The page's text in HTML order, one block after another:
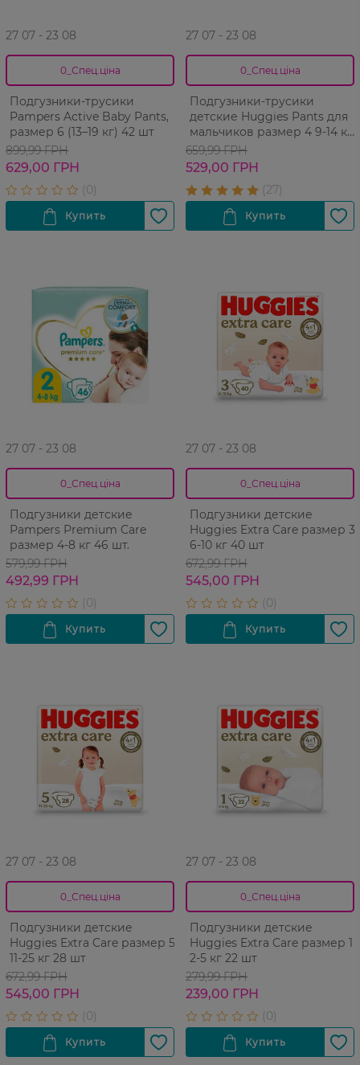
27 07 - 23 08
0_Спец.ціна
Подгузники-трусики
Pampers Active Baby Pants,
размер 6 (13–19 кг) 42 шт
899,99 ГРН
629,00 ГРН
27 07 - 23 08
0_Спец.ціна
Подгузники-трусики
детские Huggies Pants для
мальчиков размер 4 9-14 кг
36 шт
659,99 ГРН
529,00 ГРН
27 07 - 23 08
0_Спец.ціна
Подгузники детские
Pampers Premium Care
размер 4-8 кг 46 шт.
579,99 ГРН
492,99 ГРН
27 07 - 23 08
0_Спец.ціна
Подгузники детские
Huggies Extra Care размер 3
6-10 кг 40 шт
672,99 ГРН
545,00 ГРН
27 07 - 23 08
0_Спец.ціна
Подгузники детские
Huggies Extra Care размер 5
11-25 кг 28 шт
672,99 ГРН
545,00 ГРН
27 07 - 23 08
0_Спец.ціна
Подгузники детские
Huggies Extra Care размер 1
2-5 кг 22 шт
279,99 ГРН
239,00 ГРН